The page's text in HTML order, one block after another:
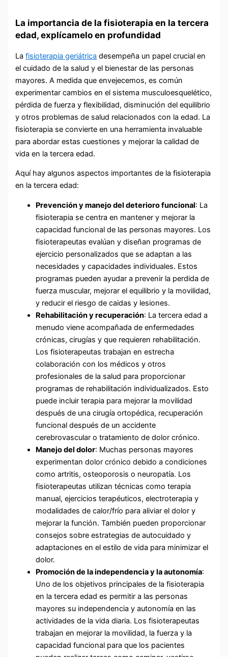
La importancia de la fisioterapia en la tercera
edad, explícamelo en profundidad
Lafisioterapia geriátrica desempeña un papel crucial en
el cuidado de la salud y el bienestar de las personas
mayores. A medida que envejecemos, es común
experimentar cambios en el sistema musculoesquelético,
pérdida de fuerza y ​​flexibilidad, disminución del equilibrio
y otros problemas de salud relacionados con la edad. La
fisioterapia se convierte en una herramienta invaluable
para abordar estas cuestiones y mejorar la calidad de
vida en la tercera edad.
Aquí hay algunos aspectos importantes de la fisioterapia
en la tercera edad:
Prevención y manejo del deterioro funcional: La
fisioterapia se centra en mantener y mejorar la
capacidad funcional de las personas mayores. Los
fisioterapeutas evalúan y diseñan programas de
ejercicio personalizados que se adaptan a las
necesidades y capacidades individuales. Estos
programas pueden ayudar a prevenir la perdida de
fuerza muscular, mejorar el equilibrio y la movilidad,
y reducir el riesgo de caidas y lesiones.
Rehabilitación y recuperación: La tercera edad a
menudo viene acompañada de enfermedades
crónicas, cirugías y que requieren rehabilitación.
Los fisioterapeutas trabajan en estrecha
colaboración con los médicos y otros
profesionales de la salud para proporcionar
programas de rehabilitación individualizados. Esto
puede incluir terapia para mejorar la movilidad
después de una cirugía ortopédica, recuperación
funcional después de un accidente
cerebrovascular o tratamiento de dolor crónico.
Manejo del dolor: Muchas personas mayores
experimentan dolor crónico debido a condiciones
como artritis, osteoporosis o neuropatía. Los
fisioterapeutas utilizan técnicas como terapia
manual, ejercicios terapéuticos, electroterapia y
modalidades de calor/frío para aliviar el dolor y
mejorar la función. También pueden proporcionar
consejos sobre estrategias de autocuidado y
adaptaciones en el estilo de vida para minimizar el
dolor.
Promoción de la independencia y la autonomía:
Uno de los objetivos principales de la fisioterapia
en la tercera edad es permitir a las personas
mayores su independencia y autonomía en las
actividades de la vida diaria. Los fisioterapeutas
trabajan en mejorar la movilidad, la fuerza y ​​la
capacidad funcional para que los pacientes